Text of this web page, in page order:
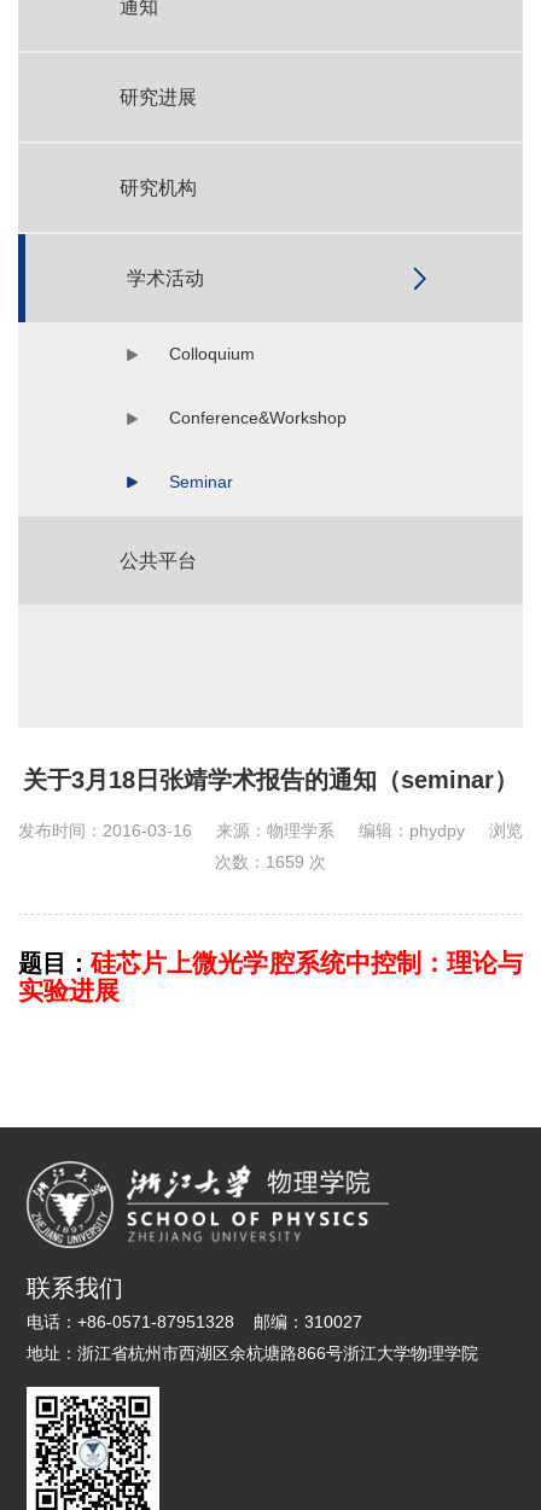
通知
研究进展
研究机构
学术活动
Colloquium
Conference&Workshop
Seminar
公共平台
关于3月18日张靖学术报告的通知（seminar）
发布时间：2016-03-16 来源：物理学系 编辑：phydpy
浏览
次数： 1659 次
题目：硅芯片上微光学腔系统中控制：理论与
实验进展
联系我们
电话：+86-0571-87951328 邮编：310027
地址：浙江省杭州市西湖区余杭塘路866号浙江大学物理学院